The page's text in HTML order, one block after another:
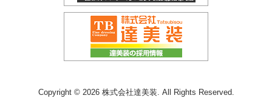
Copyright © 2026 株式会社達美装. All Rights Reserved.